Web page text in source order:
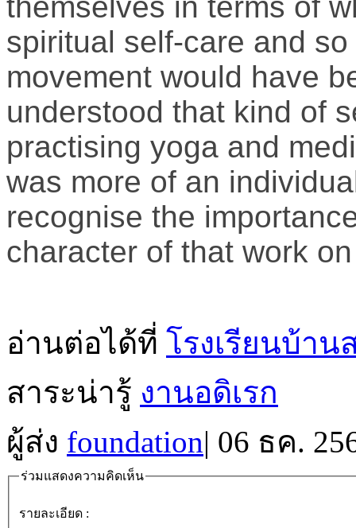
themselves in terms of
spiritual self-care and
movement would have
understood that kind of
practising yoga and
was more of an
recognise the
character of that work
อ่านต่อได้ที่ โรงเรียนบ้าน
สาระน่ารู้ งานอดิเรก
ผู้ส่ง foundation| 06 ธค.
ร่วมแสดงความคิดเห็น
รายละเอียด :